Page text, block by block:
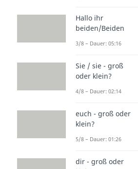
Hallo ihr
beiden/Beiden
3/8 – Dauer: 05:16
Sie / sie - groß
oder klein?
4/8 – Dauer: 02:14
euch - groß oder
klein?
5/8 – Dauer: 01:26
dir - groß oder